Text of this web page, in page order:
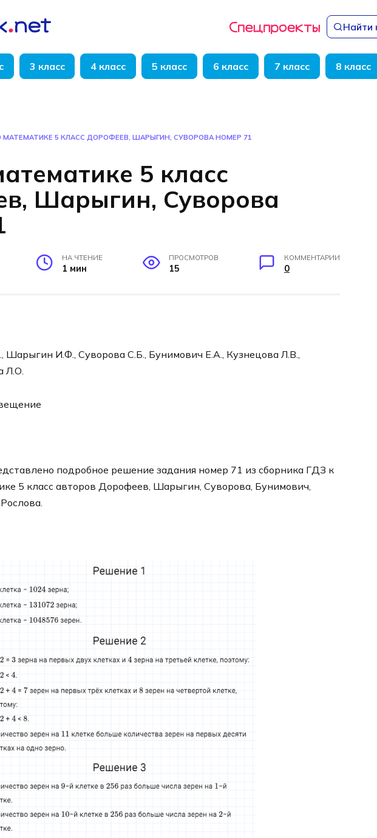
Найти
3 класс 4 класс 5 класс 6 класс 7 класс 8 класс
МАТЕМАТИКЕ 5 КЛАСС ДОРОФЕЕВ, ШАРЫГИН, СУВОРОВА НОМЕР 71
5 класс
Шарыгин, Суворова
НА ЧТЕНИЕ
1 мин
ПРОСМОТРОВ
15
КОММЕНТАРИИ
0
Шарыгин И.Ф., Суворова С.Б., Бунимович Е.А., Кузнецова Л.В.,
Л.О.
подробное решение задания номер 71 из сборника ГДЗ к
5 класс авторов Дорофеев, Шарыгин, Суворова, Бунимович,